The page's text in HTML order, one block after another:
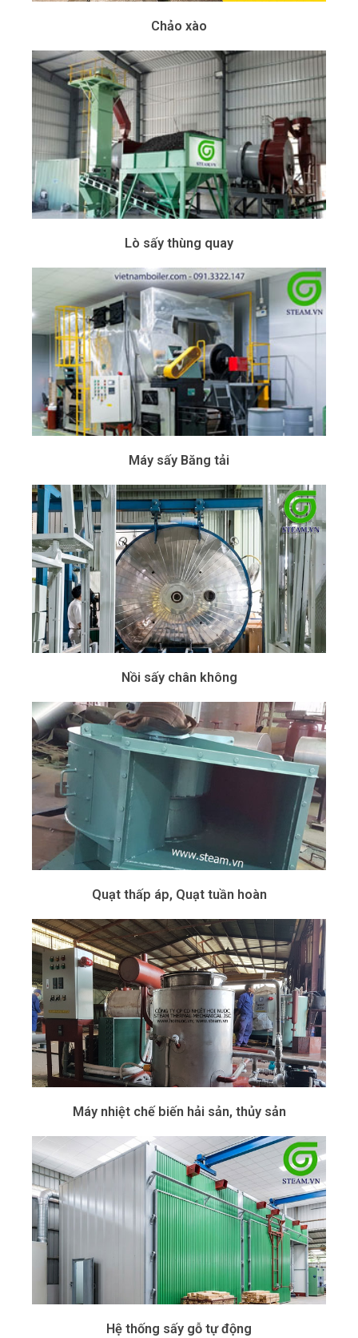
Chảo xào
Lò sấy thùng quay
Máy sấy Băng tải
Nồi sấy chân không
Quạt thấp áp, Quạt tuần hoàn
Máy nhiệt chế biến hải sản, thủy sản
Hệ thống sấy gỗ tự động